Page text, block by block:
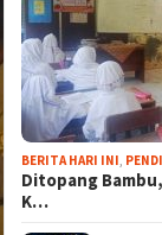
BERITA HARI INI
Ditopang
K…